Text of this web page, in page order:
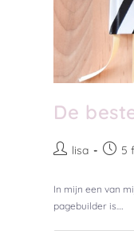
De
lisa 5
In mijn een van
pagebuilder is.…